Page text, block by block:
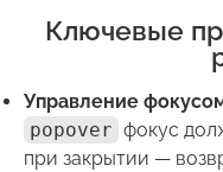
Ключевые
Управление
popover фокус
при закрытии —